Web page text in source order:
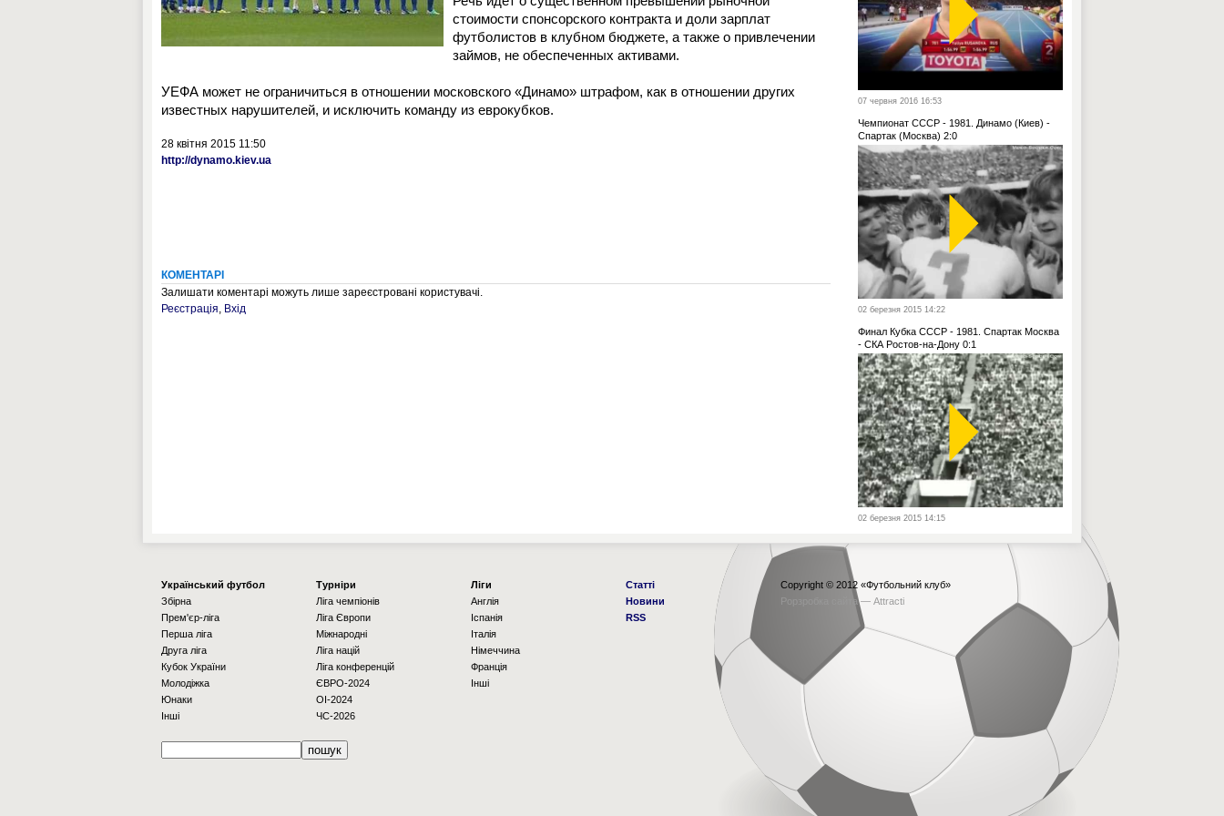
стоимости спонсорского контракта и доли зарплат
футболистов в клубном бюджете, а также о привлечении
займов, не обеспеченных активами.
УЕФА может не ограничиться в отношении московского «Динамо» штрафом, как в отношении других
известных нарушителей, и исключить команду из еврокубков.
28 квітня 2015 11:50
http://dynamo.kiev.ua
КОМЕНТАРІ
Залишати коментарі можуть лише зареєстровані користувачі.
Реєстрація, Вхід
07 червня 2016 16:53
Чемпионат СССР - 1981. Динамо (Киев) -
Спартак (Москва) 2:0
02 березня 2015 14:22
Финал Кубка СССР - 1981. Спартак Москва
- СКА Ростов-на-Дону 0:1
02 березня 2015 14:15
Українcький футбол
Збірна
Прем'єр-ліга
Перша ліга
Друга ліга
Кубок України
Молодіжка
Юнаки
Інші
Турніри
Ліга чемпіонів
Ліга Європи
Міжнародні
Ліга націй
Ліга конференцій
ЄВРО-2024
OI-2024
ЧС-2026
Ліги
Англія
Іспанія
Італія
Німеччина
Франція
Інші
Статті
Новини
RSS
Copyright © 2012 «Футбольний клуб»
Рорзробка сайта — Attracti